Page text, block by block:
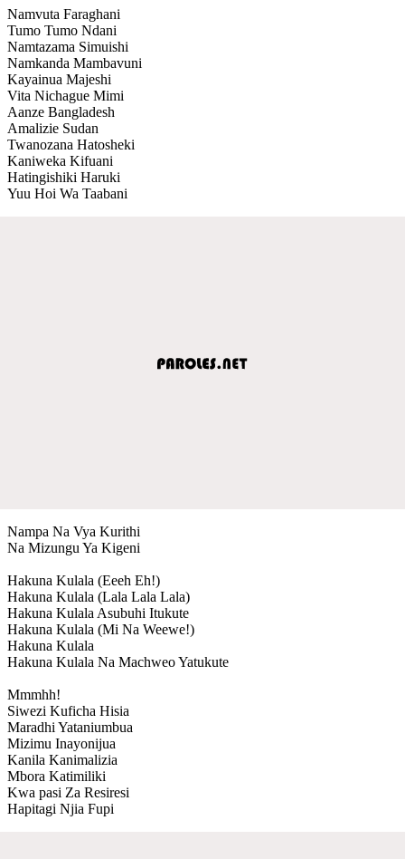
Namvuta Faraghani
Tumo Tumo Ndani
Namtazama Simuishi
Namkanda Mambavuni
Kayainua Majeshi
Vita Nichague Mimi
Aanze Bangladesh
Amalizie Sudan
Twanozana Hatosheki
Kaniweka Kifuani
Hatingishiki Haruki
Yuu Hoi Wa Taabani
Nampa Na Vya Kurithi
Na Mizungu Ya Kigeni
Hakuna Kulala (Eeeh Eh!)
Hakuna Kulala (Lala Lala Lala)
Hakuna Kulala Asubuhi Itukute
Hakuna Kulala (Mi Na Weewe!)
Hakuna Kulala
Hakuna Kulala Na Machweo Yatukute
Mmmhh!
Siwezi Kuficha Hisia
Maradhi Yataniumbua
Mizimu Inayonijua
Kanila Kanimalizia
Mbora Katimiliki
Kwa pasi Za Resiresi
Hapitagi Njia Fupi